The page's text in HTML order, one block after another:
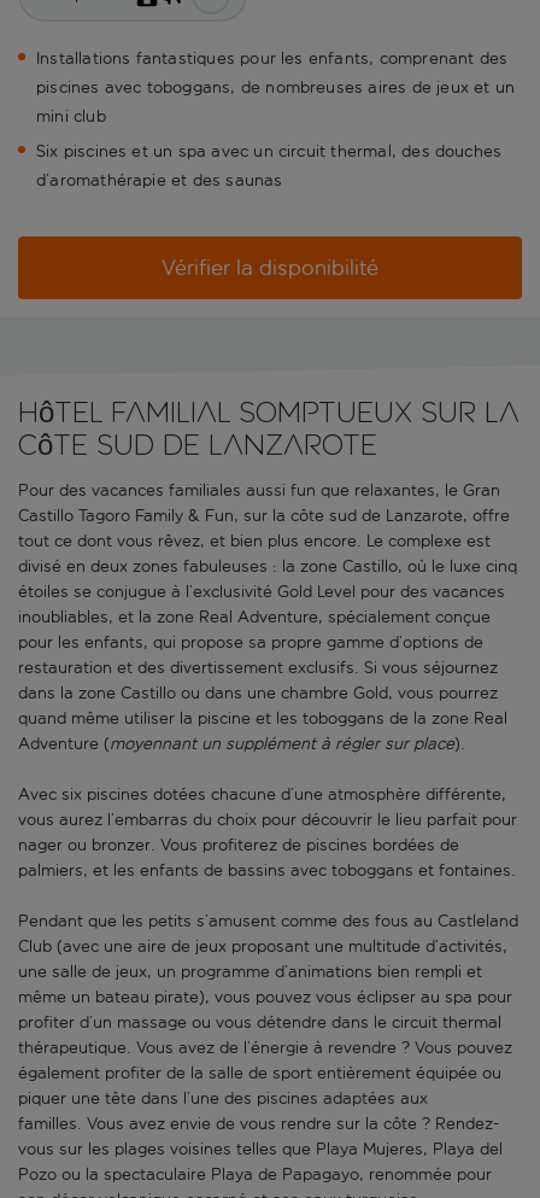
Installations fantastiques pour les enfants, comprenant des
piscines avec toboggans, de nombreuses aires de jeux et un
mini club
Six piscines et un spa avec un circuit thermal, des douches
d’aromathérapie et des saunas
Vérifier la disponibilité
Hôtel familial somptueux sur la
côte sud de Lanzarote
Pour des vacances familiales aussi fun que relaxantes, le Gran
Castillo Tagoro Family & Fun, sur la côte sud de Lanzarote, offre
tout ce dont vous rêvez, et bien plus encore. Le complexe est
divisé en deux zones fabuleuses : la zone Castillo, où le luxe cinq
étoiles se conjugue à l’exclusivité Gold Level pour des vacances
inoubliables, et la zone Real Adventure, spécialement conçue
pour les enfants, qui propose sa propre gamme d’options de
restauration et des divertissement exclusifs. Si vous séjournez
dans la zone Castillo ou dans une chambre Gold, vous pourrez
quand même utiliser la piscine et les toboggans de la zone Real
Adventure (moyennant un supplément à régler sur place).
Avec six piscines dotées chacune d’une atmosphère différente,
vous aurez l’embarras du choix pour découvrir le lieu parfait pour
nager ou bronzer. Vous profiterez de piscines bordées de
palmiers, et les enfants de bassins avec toboggans et fontaines.
Pendant que les petits s’amusent comme des fous au Castleland
Club (avec une aire de jeux proposant une multitude d’activités,
une salle de jeux, un programme d’animations bien rempli et
même un bateau pirate), vous pouvez vous éclipser au spa pour
profiter d’un massage ou vous détendre dans le circuit thermal
thérapeutique. Vous avez de l’énergie à revendre ? Vous pouvez
également profiter de la salle de sport entièrement équipée ou
piquer une tête dans l’une des piscines adaptées aux
familles. Vous avez envie de vous rendre sur la côte ? Rendez-
vous sur les plages voisines telles que Playa Mujeres, Playa del
Pozo ou la spectaculaire Playa de Papagayo, renommée pour